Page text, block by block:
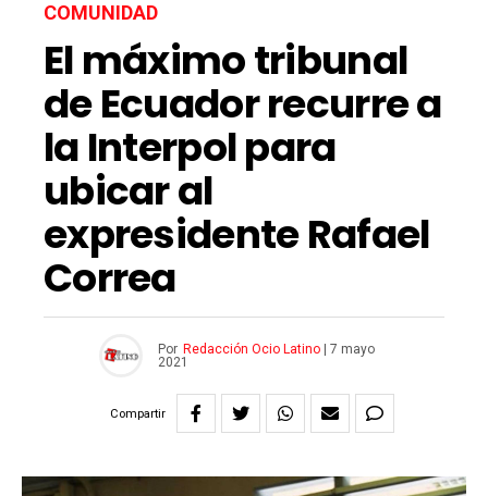
COMUNIDAD
El máximo tribunal
de Ecuador recurre a
la Interpol para
ubicar al
expresidente Rafael
Correa
Por Redacción Ocio Latino
7 mayo
2021
Compartir